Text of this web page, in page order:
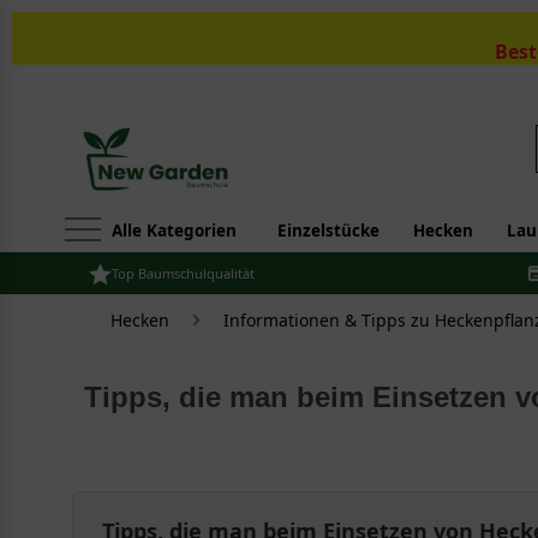
Alle Kategorien Einzelstücke Hecken
Top Baumschulqualität
Hecken Informationen & Tipps zu
Tipps, die man beim Einsetzen
Tipps, die man beim Einsetzen von